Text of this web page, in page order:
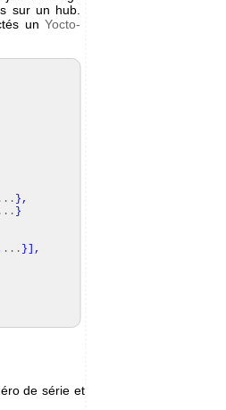
sur un hub.
un Yocto-
... },
... }
... }
,
de série et